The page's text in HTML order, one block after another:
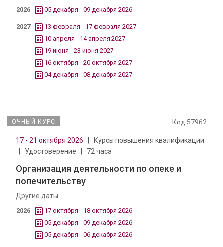
2026 05 декабря - 09 декабря 2026
2027
13 февраля - 17 февраля 2027
10 апреля - 14 апреля 2027
19 июня - 23 июня 2027
16 октября - 20 октября 2027
04 декабря - 08 декабря 2027
ОЧНЫЙ КУРС Код 57962
17 - 21 октября 2026
Курсы повышения квалификации
Удостоверение 72 часа
Организация деятельности по опеке и
попечительству
Другие даты:
2026
17 октября - 18 октября 2026
05 декабря - 09 декабря 2026
05 декабря - 06 декабря 2026